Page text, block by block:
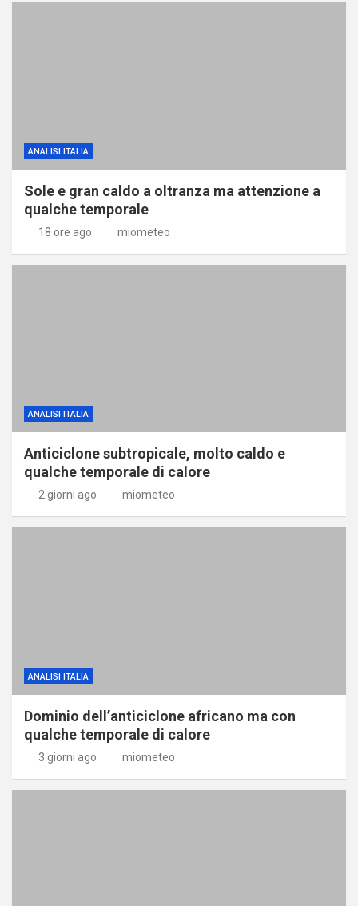
ANALISI ITALIA
Sole e gran caldo a oltranza ma attenzione a
qualche temporale
18 ore ago miometeo
ANALISI ITALIA
Anticiclone subtropicale, molto caldo e
qualche temporale di calore
2 giorni ago miometeo
ANALISI ITALIA
Dominio dell’anticiclone africano ma con
qualche temporale di calore
3 giorni ago miometeo